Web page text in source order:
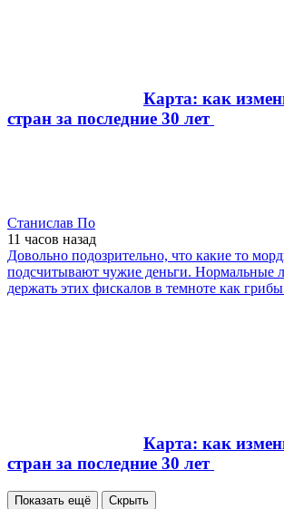
Карта: как
стран за последние 30 лет
Станислав По
11 часов назад
Довольно подозрительно, что какие то
подсчитывают чужие деньги. Нормальные
держать этих фискалов в темноте как
Карта: как
стран за последние 30 лет
Показать ещё Скрыть